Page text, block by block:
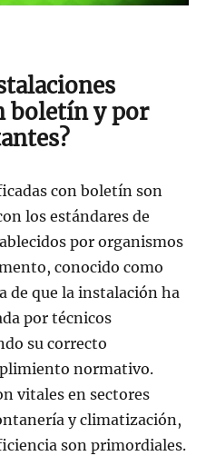
boletín y por
con boletín son
los estándares de
por organismos
conocido como
de que la instalación ha
por técnicos
su correcto
normativo.
vitales en sectores
y climatización,
son primordiales.